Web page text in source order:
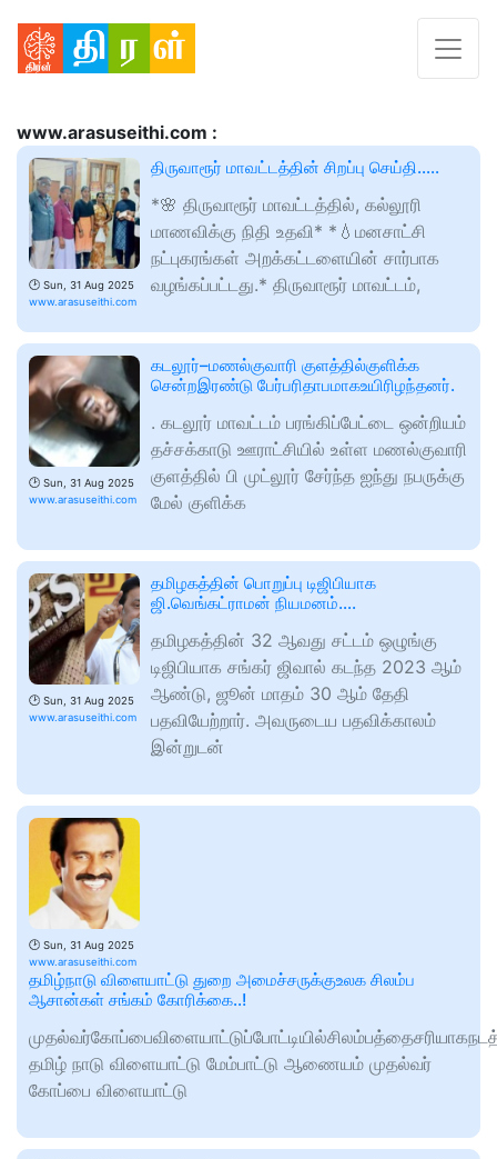
www.arasuseithi.com :
🕑 Sun, 31 Aug 2025
www.arasuseithi.com
திருவாரூர் மாவட்டத்தின் சிறப்பு செய்தி…..
*🌸 திருவாரூர் மாவட்டத்தில், கல்லூரி
மாணவிக்கு நிதி உதவி* *💧மனசாட்சி
நட்புகரங்கள் அறக்கட்டளையின் சார்பாக
வழங்கப்பட்டது.* திருவாரூர் மாவட்டம்,
🕑 Sun, 31 Aug 2025
www.arasuseithi.com
கடலூர்–மணல்குவாரி குளத்தில்குளிக்க
சென்றஇரண்டு பேர்பரிதாபமாகஉயிரிழந்தனர்.
. கடலூர் மாவட்டம் பரங்கிப்பேட்டை ஒன்றியம்
தச்சக்காடு ஊராட்சியில் உள்ள மணல்குவாரி
குளத்தில் பி முட்லூர் சேர்ந்த ஐந்து நபருக்கு
மேல் குளிக்க
🕑 Sun, 31 Aug 2025
www.arasuseithi.com
தமிழகத்தின் பொறுப்பு டிஜிபியாக
ஜி.வெங்கட்ராமன் நியமனம்….
தமிழகத்தின் 32 ஆவது சட்டம் ஒழுங்கு
டிஜிபியாக சங்கர் ஜிவால் கடந்த 2023 ஆம்
ஆண்டு, ஜூன் மாதம் 30 ஆம் தேதி
பதவியேற்றார். அவருடைய பதவிக்காலம்
இன்றுடன்
🕑 Sun, 31 Aug 2025
www.arasuseithi.com
தமிழ்நாடு விளையாட்டு துறை அமைச்சருக்குஉலக சிலம்ப
ஆசான்கள் சங்கம் கோரிக்கை..!
தமிழ் நாடு விளையாட்டு மேம்பாட்டு ஆணையம் முதல்வர்
கோப்பை விளையாட்டு